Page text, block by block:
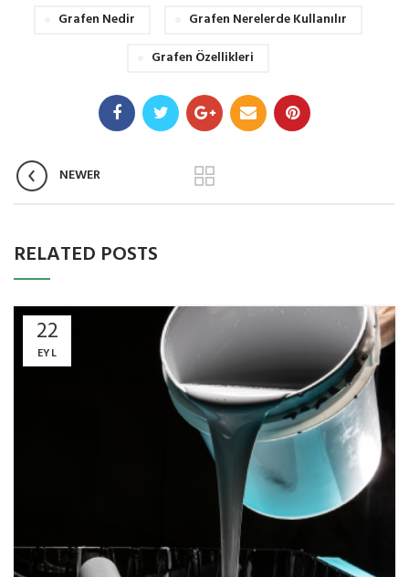
Grafen Nedir
Grafen Nerelerde Kullanılır
Grafen Özellikleri
NEWER
RELATED POSTS
22
EYL